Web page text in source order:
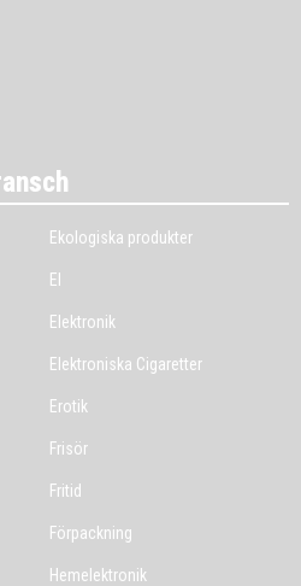
Ekologiska produkter
El
Elektronik
Elektroniska Cigaretter
Erotik
Frisör
Fritid
Förpackning
Hemelektronik